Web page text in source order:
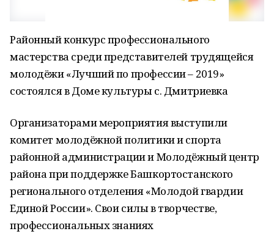
Районный конкурс профессионального
мастерства среди представителей трудящейся
молодёжи «Лучший по профессии – 2019»
состоялся в Доме культуры с. Дмитриевка
Организаторами мероприятия выступили
комитет молодёжной политики и спорта
районной администрации и Молодёжный центр
района при поддержке Башкортостанского
регионального отделения «Молодой гвардии
Единой России». Свои силы в творчестве,
профессиональных знаниях